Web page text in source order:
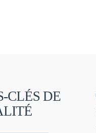
CLÉS DE